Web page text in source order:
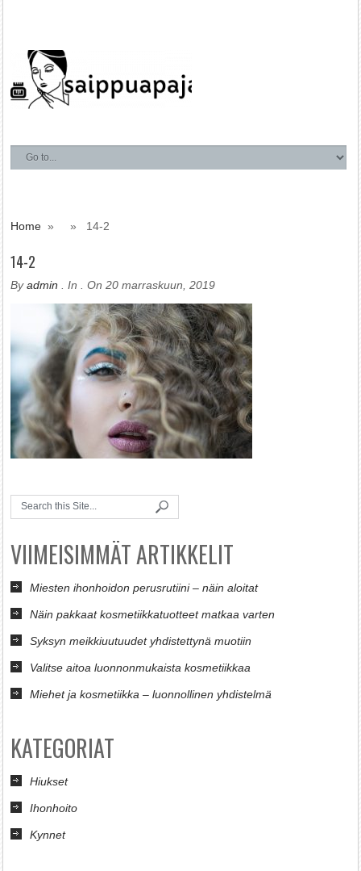
Home » » 14-2
14-2
Byadmin . In . On 20 marraskuun, 2019
VIIMEISIMMÄT ARTIKKELIT
Miesten ihonhoidon perusrutiini – näin aloitat
Näin pakkaat kosmetiikkatuotteet matkaa varten
Syksyn meikkiuutuudet yhdistettynä muotiin
Valitse aitoa luonnonmukaista kosmetiikkaa
Miehet ja kosmetiikka – luonnollinen yhdistelmä
KATEGORIAT
Hiukset
Ihonhoito
Kynnet